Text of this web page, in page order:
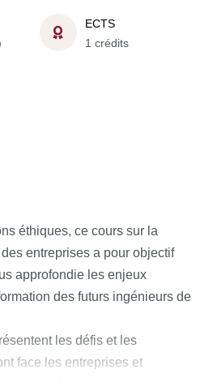
ECTS
1 crédits
éthiques, ce cours sur la
entreprises a pour objectif
approfondie les enjeux
des futurs ingénieurs de
les défis et les
face les entreprises et